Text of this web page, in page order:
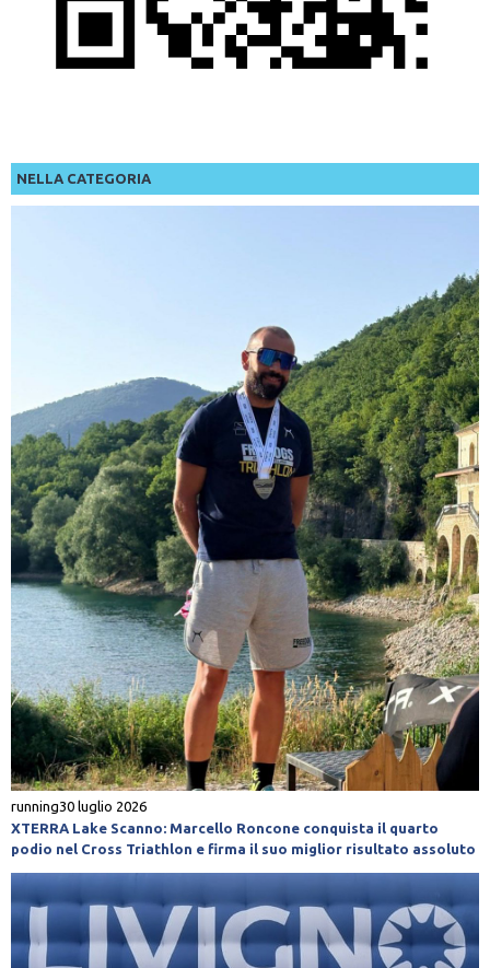
NELLA CATEGORIA
running30 luglio 2026
XTERRA Lake Scanno: Marcello Roncone conquista il quarto
podio nel Cross Triathlon e firma il suo miglior risultato assoluto